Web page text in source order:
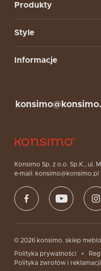
Produkty
Style
Informacje
Konsimo Sp. z o.o. Sp.K., ul.
e-mail: konsimo@konsimo.pl
© 2026 konsimo. sklep
Polityka prywatności
Polityka zwrotów i reklamacji